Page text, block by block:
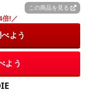
この商品を見る
倍!／
よう
よう